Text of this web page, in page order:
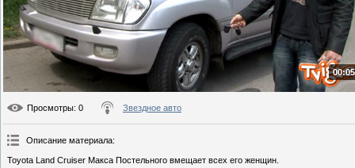
Просмотры: 0 Звездное авто
Описание материала:
Toyota Land Cruiser Макса Постельного вмещает всех его женщин.